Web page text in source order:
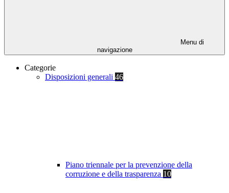
Menu di
navigazione
Categorie
Disposizioni generali 46
Piano triennale per la prevenzione della
corruzione e della trasparenza 10